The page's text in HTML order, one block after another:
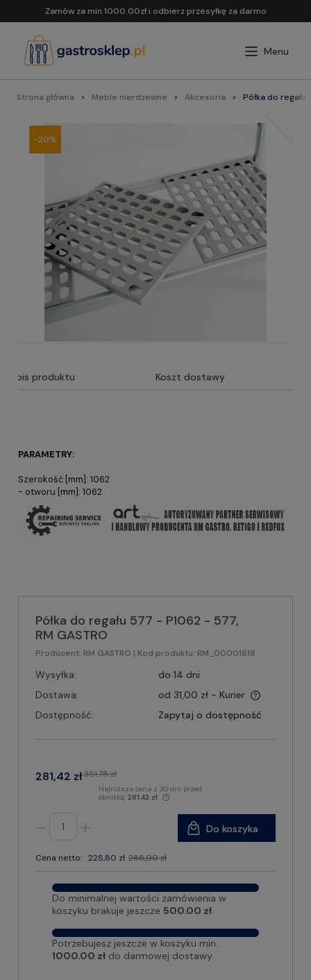
Zamów za min 1000.00zł i odbierz przesyłkę za darmo
Strona główna Meble nierdzewne Akcesoria Półka do regału
-20%
Opis produktu Koszt dostawy
PARAMETRY:
Szerokość [mm]: 1062
- otworu [mm]: 1062
Półka do regału 577 - P1062 - 577,
RM GASTRO
Producent: RM GASTRO | Kod produktu: RM_00001618
Wysyłka:
do 14 dni
Dostawa:
od 31,00 zł - Kurier
Dostępność:
Zapytaj o dostępność
281,42 zł351,78 zł
Najniższa cena z 30 dni przed
obniżką: 281,42 zł
Cena netto: 228,80 zł 286,00 zł
Do koszyka
Do minimalnej wartości zamówienia w
koszyku brakuje jeszcze 500.00 zł.
Potrzebujesz jeszcze w koszyku min.
1000.00 zł do darmowej dostawy.